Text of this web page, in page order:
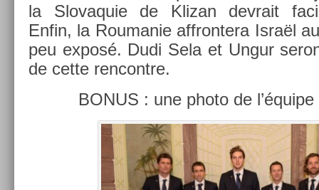
la Slovaquie de Klizan de­vrait
Enfin, la Roumanie affron­tera Israël
peu exposé. Dudi Sela et Ungur
de cette re­ncontre.
BONUS : une photo de l’équipe